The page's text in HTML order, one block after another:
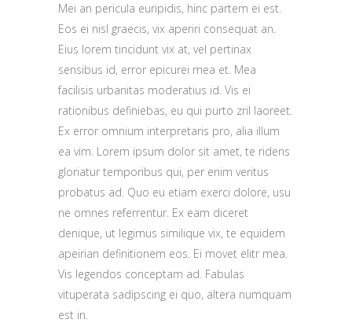
Mei an pericula euripidis, hinc partem ei est.
Eos ei nisl graecis, vix aperiri consequat an.
Eius lorem tincidunt vix at, vel pertinax
sensibus id, error epicurei mea et. Mea
facilisis urbanitas moderatius id. Vis ei
rationibus definiebas, eu qui purto zril laoreet.
Ex error omnium interpretaris pro, alia illum
ea vim. Lorem ipsum dolor sit amet, te ridens
gloriatur temporibus qui, per enim veritus
probatus ad. Quo eu etiam exerci dolore, usu
ne omnes referrentur. Ex eam diceret
denique, ut legimus similique vix, te equidem
apeirian definitionem eos. Ei movet elitr mea.
Vis legendos conceptam ad. Fabulas
vituperata sadipscing ei quo, altera numquam
est in.